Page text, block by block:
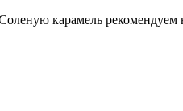
карамель рекомендуем